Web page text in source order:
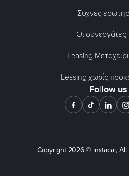
Συχνές
Οι συνεργάτες
Leasing
Leasing χωρίς
Follow us
Copyright 2026© instacar, All